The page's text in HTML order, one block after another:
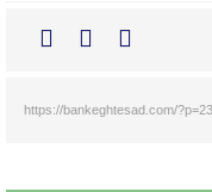
https://bankeghtesad.com/